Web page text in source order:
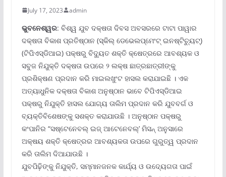
July 17, 2023 admin
ଭୁବନେଶ୍ୱର: ବିଶ୍ୱ ଯୁବ ଦକ୍ଷତା ଦିବସ ଅବସରରେ ଟାଟା ପାୱାର
ଦକ୍ଷତା ବିକାଶ ପ୍ରତିଷ୍ଠାନ (ସ୍କିଲ୍ ଡେଭେଲପ୍‌ମେଂଟ୍ ଇନଷ୍ଟିଚ୍ୟୁଟ୍‌)
(ଟିପିଏସ୍‌ଡିଆଇ) ପକ୍ଷରୁ ବିଦ୍ୟୁତ ଶକ୍ତି କ୍ଷେତ୍ରରେ ଆବଶ୍ୟକ ଓ
ସବୁଜ ନିଯୁକ୍ତି ଦକ୍ଷତା ଉପରେ ୨ ଲକ୍ଷ ଛାତ୍ରଛାତ୍ରୀଙ୍କୁ
ପ୍ରଶିକ୍ଷଣ ପ୍ରଦାନ କରି ମାଇଲଖୁଂଟ ହାସଲ କରାଯାଇଛି । ଏକ
ଅତ୍ୟାଧୁନିକ ଦକ୍ଷତା ବିକାଶ ଅନୁଷ୍ଠାନ ଭାବେ ଟିପିଏସ୍‌ଡିଆଇ
ପକ୍ଷରୁ ନିଯୁକ୍ତି ହାସଲ ଯୋଗ୍ୟ ତାଲିମ ପ୍ରଦାନ କରି ଯୁବବର୍ଗ ଓ
ବ୍ୟକ୍ତିବିଶେଷଙ୍କୁ ସଶକ୍ତ କରାଯାଉଛି । ଅନୁଷ୍ଠାନ ପକ୍ଷରୁ
କଂପାନିର “ସଷ୍ଟେନେବଲ୍ ଇଜ୍ ଆଟେନେବଲ୍‌’ ମିସନ୍ ଅନୁସାରେ
ଅକ୍ଷୟ ଶକ୍ତି କ୍ଷେତ୍ରର ଆବଶ୍ୟକତା ଉପରେ ଗୁରୁତ୍ୱ ପ୍ରଦାନ
କରି ତାଲିମ ଦିଆଯାଉଛି ।
ଯୁବପିଢ଼ିଙ୍କୁ ନିଯୁକ୍ତି, ସମ୍ମାନଜନକ କାର୍ଯ୍ୟ ଓ ଉଦ୍ୟେଗତା ପାଇଁ